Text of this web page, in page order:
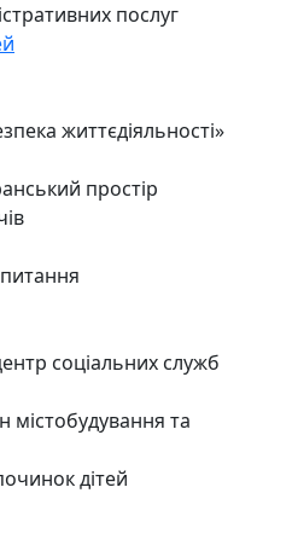
послуг
життєдіяльності»
простір
соціальних служб
та
дітей